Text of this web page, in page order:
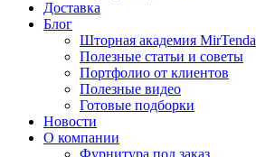
Доставка
Блог
Шторная академия MirTenda
Полезные статьи и советы
Портфолио от клиентов
Полезные видео
Готовые подборки
Новости
О компании
Фурнитура под заказ